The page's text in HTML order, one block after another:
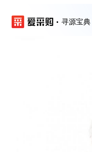
寻源宝典